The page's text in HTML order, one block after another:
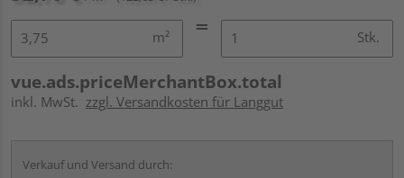
m² Stk.
vue.ads.priceMerchantBox.total
inkl. MwSt. zzgl. Versandkosten für Langgut
Verkauf und Versand durch: